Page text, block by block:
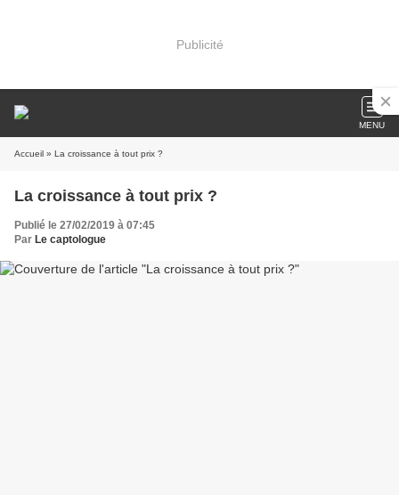
Publicité
MENU
Accueil » La croissance à tout prix ?
La croissance à tout prix ?
Publié le 27/02/2019 à 07:45
Par Le captologue